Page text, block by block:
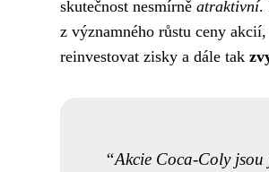
skutečnost nesmírně atraktivní.
z významného růstu ceny
reinvestovat zisky a dále tak
Akcie Coca-Coly jsou